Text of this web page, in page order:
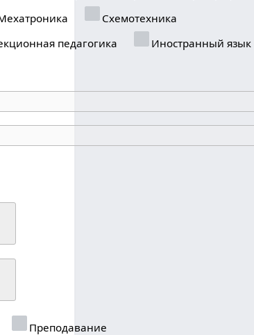
Схемотехника
педагогика
Иностранный язык
Преподавание